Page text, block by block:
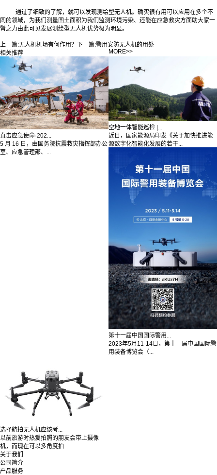
通过了细致的了解，就可以发现测绘型无人机。确实很有用可以应用在多个不
同的领域，为我们测量国土面积为我们监测环境污染、还能在应急救灾方面助大家一
臂之力由此可见发展测绘型无人机优势极为明显。
上一篇:无人机机场有何作用？ 下一篇:警用安防无人机的用处
相关推荐
MORE>>
直击应急使命·202...
5 月 16 日，由国务院抗震救灾指挥部办公
室、应急管理部、...
空地一体智能巡检 |...
近日，国家能源局印发《关于加快推进能
源数字化智能化发展的若干...
第十一届中国国际警用...
2023年5月11-14日，第十一届中国国际警
用装备博览会（...
选择航拍无人机应该考...
以前旅游时热爱拍照的朋友会带上摄像
机，而现在可以多角度拍...
关于我们
公司简介
产品服务